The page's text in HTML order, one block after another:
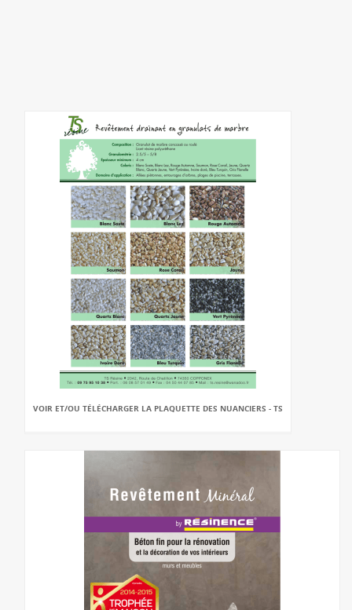
VOIR ET/OU TÉLÉCHARGER LA PLAQUETTE DES NUANCIERS - TS